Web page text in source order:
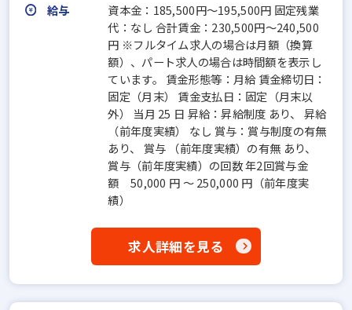
給与
資本金：185,500円〜195,500円 固定残業
代：なし 合計賃金：230,500円～240,500
円 ※フルタイム求人の場合は月額（換算
額）、パート求人の場合は時間額を表示し
ています。 賃金形態等：月給 賃金締切日：
固定（月末） 賃金支払日：固定（月末以
外） 当月 25 日 昇給：昇給制度 あり、 昇給
（前年度実績） なし 賞与：賞与制度の有無
あり、 賞与 （前年度実績）の有無 あり、
賞与（前年度実績）の回数 年2回賞与金
額 50,000 円 ～ 250,000 円（前年度実
績）
求人詳細を見る